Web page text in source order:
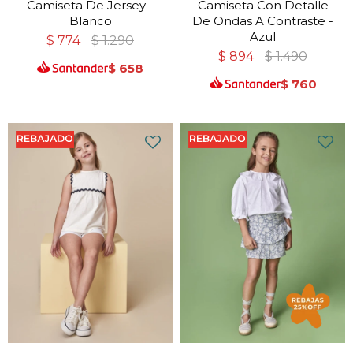
Camiseta De Jersey -
Blanco
$ 774 $ 1.290
$ 658
Camiseta Con Detalle
De Ondas A Contraste -
Azul
$ 894 $ 1.490
$ 760